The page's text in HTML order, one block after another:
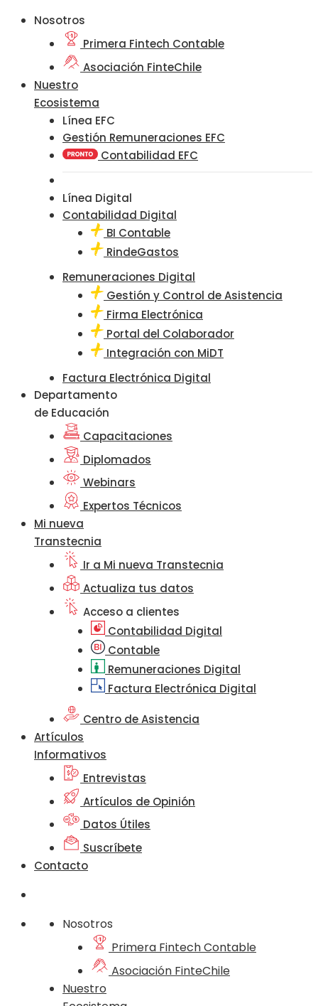
Nosotros
Primera Fintech Contable
Asociación FinteChile
Nuestro
Ecosistema
Línea EFC
Gestión Remuneraciones EFC
Contabilidad EFC
Línea Digital
Contabilidad Digital
BI Contable
RindeGastos
Remuneraciones Digital
Gestión y Control de Asistencia
Firma Electrónica
Portal del Colaborador
Integración con MiDT
Factura Electrónica Digital
Departamento
de Educación
Capacitaciones
Diplomados
Webinars
Expertos Técnicos
Mi nueva
Transtecnia
Ir a Mi nueva Transtecnia
Actualiza tus datos
Acceso a clientes
Contabilidad Digital
Contable
Remuneraciones Digital
Factura Electrónica Digital
Centro de Asistencia
Artículos
Informativos
Entrevistas
Artículos de Opinión
Datos Útiles
Suscríbete
Contacto
Nosotros
Primera Fintech Contable
Asociación FinteChile
Nuestro